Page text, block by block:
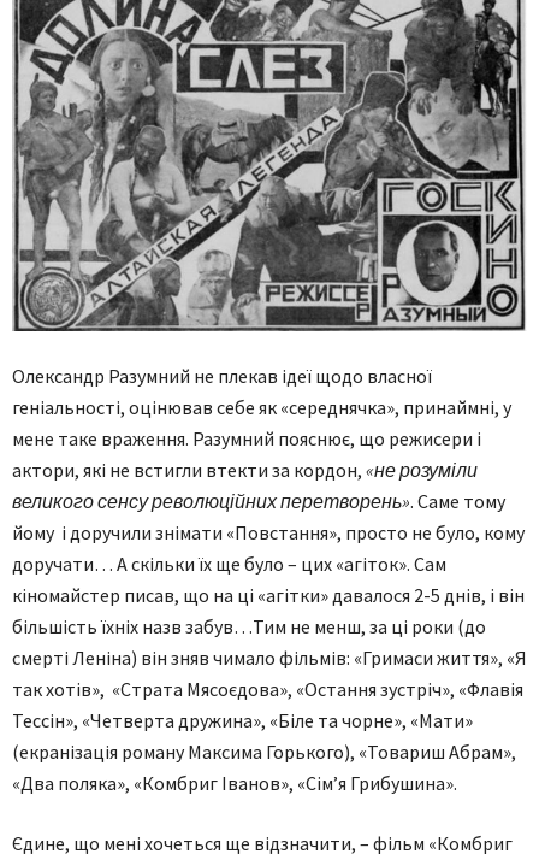
Олександр Разумний не плекав ідеї щодо власної
геніальності, оцінював себе як «середнячка», принаймні, у
мене таке враження. Разумний пояснює, що режисери і
актори, які не встигли втекти за кордон, «не розуміли
великого сенсу революційних перетворень». Саме тому
йому і доручили знімати «Повстання», просто не було, кому
доручати… А скільки їх ще було – цих «агіток». Сам
кіномайстер писав, що на ці «агітки» давалося 2-5 днів, і він
більшість їхніх назв забув…Тим не менш, за ці роки (до
смерті Леніна) він зняв чимало фільмів: «Гримаси життя», «Я
так хотів», «Страта Мясоєдова», «Остання зустріч», «Флавія
Тессін», «Четверта дружина», «Біле та чорне», «Мати»
(екранізація роману Максима Горького), «Товариш Абрам»,
«Два поляка», «Комбриг Іванов», «Сім’я Грибушина».
Єдине, що мені хочеться ще відзначити, – фільм «Комбриг